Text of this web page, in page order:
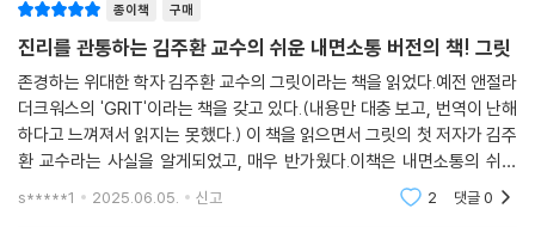
《내면소통》에서 소개한 ‘편안전활(편도체 안정화, 전전두피질 활성화)’이
이루어져야 한다고 말한다. 특히 전전두피질을 활성화하는 훈련을 통해 아
이가 공부를 스스로, 즐겁게, 끝까지 해낼 수 있다고 강조한다.
행복한 아이가 공부도 잘한다
-뇌과학이 알려주는 성적 향상의 비밀
종이책 구매
진리를 관통하는 김주환 교수의 쉬운 내면소통 버전의 책! 그릿
존경하는 위대한 학자 김주환 교수의 그릿이라는 책을 읽었다.예전 앤절라
더크워스의 'GRIT'이라는 책을 갖고 있다.(내용만 대충 보고, 번역이 난해
하다고 느껴져서 읽지는 못했다.) 이 책을 읽으면서 그릿의 첫 저자가 김주
환 교수라는 사실을 알게되었고, 매우 반가웠다.이책은 내면소통의 쉬운
버전이라는 생각이 들었다. 편안하게 읽을 수 있고, 실천도 할 수 있도록 내
s*****1 2025.06.05. 신고 2 댓글0